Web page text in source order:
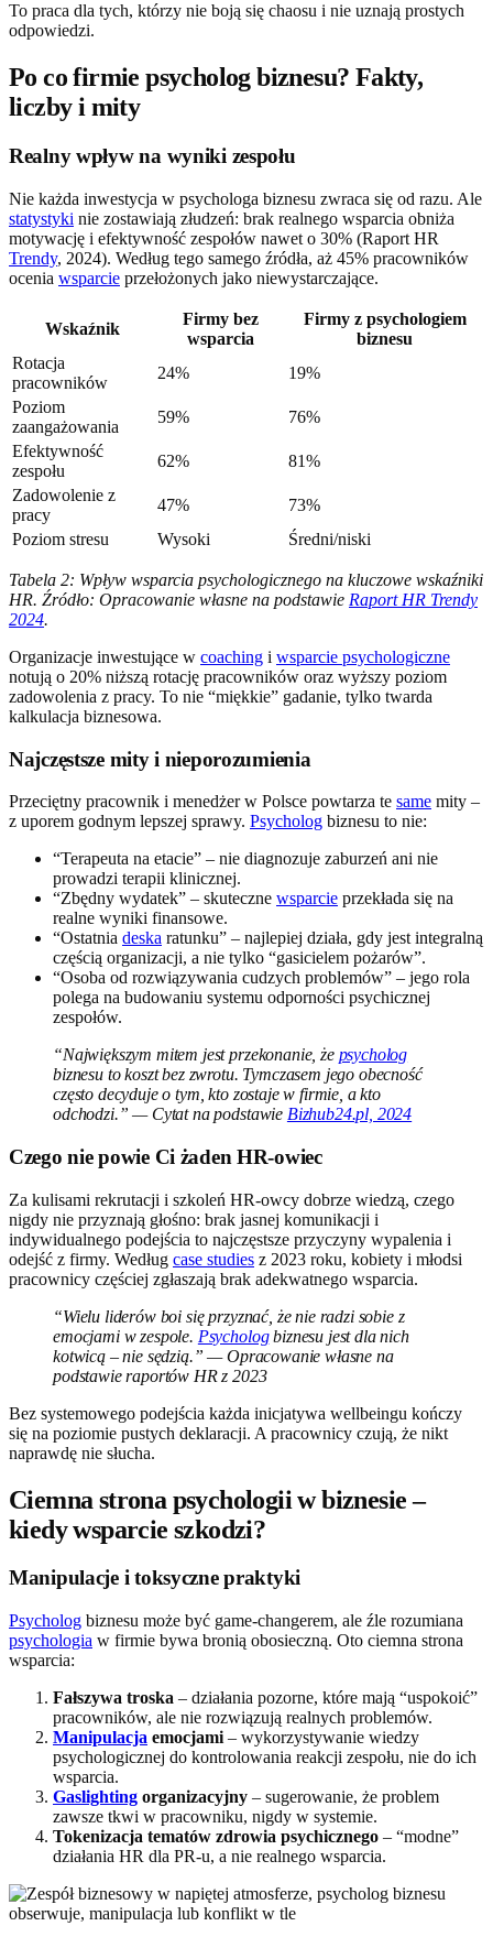
To praca dla tych, którzy nie boją się chaosu i nie uznają prostych
odpowiedzi.
Po co firmie psycholog biznesu? Fakty,
liczby i mity
Realny wpływ na wyniki zespołu
Nie każda inwestycja w psychologa biznesu zwraca się od razu. Ale
statystyki nie zostawiają złudzeń: brak realnego wsparcia obniża
motywację i efektywność zespołów nawet o 30% (Raport HR
Trendy, 2024). Według tego samego źródła, aż 45% pracowników
ocenia wsparcie przełożonych jako niewystarczające.
Wskaźnik
Firmy bez
wsparcia
Firmy z psychologiem
biznesu
Rotacja
pracowników
24%
19%
Poziom
zaangażowania
59%
76%
Efektywność
zespołu
62%
81%
Zadowolenie z
pracy
47%
73%
Poziom stresu
Wysoki Średni/niski
Tabela 2: Wpływ wsparcia psychologicznego na kluczowe wskaźniki
HR. Źródło: Opracowanie własne na podstawie Raport HR Trendy
2024.
Organizacje inwestujące w coaching i wsparcie psychologiczne
notują o 20% niższą rotację pracowników oraz wyższy poziom
zadowolenia z pracy. To nie “miękkie” gadanie, tylko twarda
kalkulacja biznesowa.
Najczęstsze mity i nieporozumienia
Przeciętny pracownik i menedżer w Polsce powtarza te same mity –
z uporem godnym lepszej sprawy. Psycholog biznesu to nie:
“Terapeuta na etacie” – nie diagnozuje zaburzeń ani nie
prowadzi terapii klinicznej.
“Zbędny wydatek” – skuteczne wsparcie przekłada się na
realne wyniki finansowe.
“Ostatnia deska ratunku” – najlepiej działa, gdy jest integralną
częścią organizacji, a nie tylko “gasicielem pożarów”.
“Osoba od rozwiązywania cudzych problemów” – jego rola
polega na budowaniu systemu odporności psychicznej
zespołów.
“Największym mitem jest przekonanie, że psycholog
biznesu to koszt bez zwrotu. Tymczasem jego obecność
często decyduje o tym, kto zostaje w firmie, a kto
odchodzi.” — Cytat na podstawie Bizhub24.pl, 2024
Czego nie powie Ci żaden HR-owiec
Za kulisami rekrutacji i szkoleń HR-owcy dobrze wiedzą, czego
nigdy nie przyznają głośno: brak jasnej komunikacji i
indywidualnego podejścia to najczęstsze przyczyny wypalenia i
odejść z firmy. Według case studies z 2023 roku, kobiety i młodsi
pracownicy częściej zgłaszają brak adekwatnego wsparcia.
“Wielu liderów boi się przyznać, że nie radzi sobie z
emocjami w zespole. Psychologbiznesu jest dla nich
kotwicą – nie sędzią.” — Opracowanie własne na
podstawie raportów HR z 2023
Bez systemowego podejścia każda inicjatywa wellbeingu kończy
się na poziomie pustych deklaracji. A pracownicy czują, że nikt
naprawdę nie słucha.
Ciemna strona psychologii w biznesie –
kiedy wsparcie szkodzi?
Manipulacje i toksyczne praktyki
Psycholog biznesu może być game-changerem, ale źle rozumiana
psychologia w firmie bywa bronią obosieczną. Oto ciemna strona
wsparcia:
Fałszywa troska – działania pozorne, które mają “uspokoić”
pracowników, ale nie rozwiązują realnych problemów.
Manipulacja emocjami – wykorzystywanie wiedzy
psychologicznej do kontrolowania reakcji zespołu, nie do ich
wsparcia.
Gaslighting organizacyjny – sugerowanie, że problem
zawsze tkwi w pracowniku, nigdy w systemie.
Tokenizacja tematów zdrowia psychicznego – “modne”
działania HR dla PR-u, a nie realnego wsparcia.